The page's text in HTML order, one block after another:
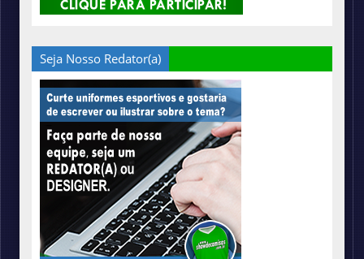
Seja Nosso Redator(a)